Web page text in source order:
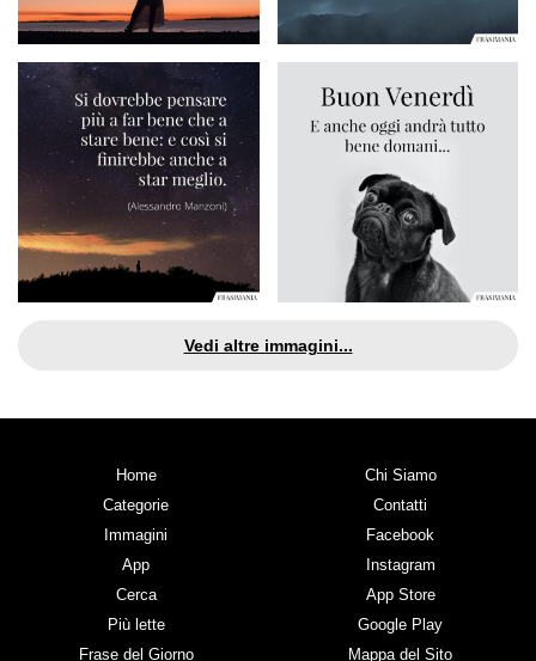
Vedi altre immagini...
Home
Categorie
Immagini
App
Cerca
Più lette
Frase del Giorno
Chi Siamo
Contatti
Facebook
Instagram
App Store
Google Play
Mappa del Sito